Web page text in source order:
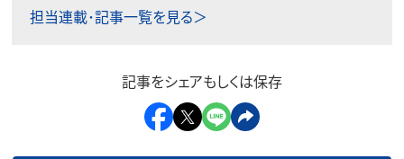
担当連載･記事一覧を見る＞
記事をシェアもしくは保存